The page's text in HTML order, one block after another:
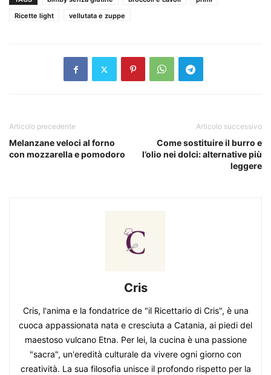
Ricette light
vellutata e zuppe
Articolo precedente
Melanzane veloci al forno
con mozzarella e pomodoro
Articolo successivo
Come sostituire il burro e
l’olio nei dolci: alternative più
leggere
Cris
Cris, l'anima e la fondatrice de "il Ricettario di Cris", è una
cuoca appassionata nata e cresciuta a Catania, ai piedi del
maestoso vulcano Etna. Per lei, la cucina è una passione
"sacra", un'eredità culturale da vivere ogni giorno con
creatività. La sua filosofia unisce il profondo rispetto per la